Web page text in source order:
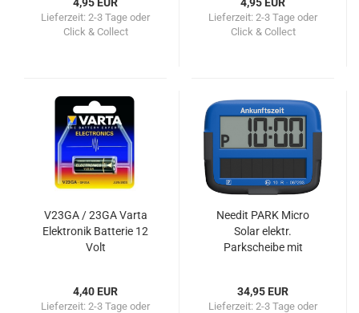
Lieferzeit: 2-3 Tage oder
Click & Collect
Lieferzeit: 2-3 Tage oder
Click & Collect
V23GA / 23GA Varta
Elektronik Batterie 12
Volt
4,40 EUR
Lieferzeit: 2-3 Tage oder
Needit PARK Micro
Solar elektr.
Parkscheibe mit
34,95 EUR
Lieferzeit: 2-3 Tage oder